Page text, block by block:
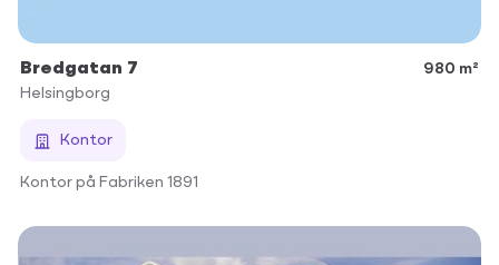
Bredgatan 7
980 m²
Helsingborg
Kontor
Kontor på Fabriken 1891